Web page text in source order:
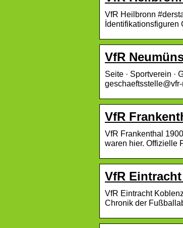
VfR Heilbronn
VfR
Seite · Sportverein ·
VfR
VfR Frankenthal
waren hier. Offizielle
VfR
VfR Eintracht
Chronik der